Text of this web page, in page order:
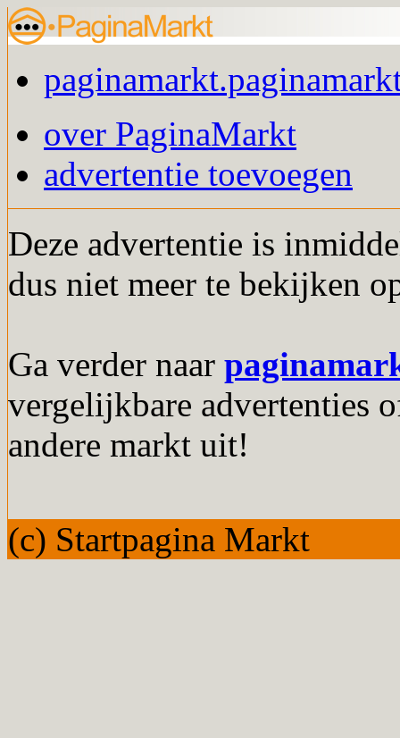
over PaginaMarkt
advertentie toevoegen
Deze advertentie is
dus niet meer te bekijken
Ga verder naar
vergelijkbare advertenties
andere markt uit!
(c) Startpagina Markt